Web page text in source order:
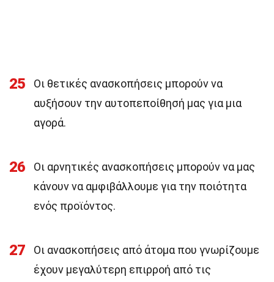
25
Οι θετικές ανασκοπήσεις μπορούν να
αυξήσουν την αυτοπεποίθησή μας για μια
αγορά.
26
Οι αρνητικές ανασκοπήσεις μπορούν να μας
κάνουν να αμφιβάλλουμε για την ποιότητα
ενός προϊόντος.
27
Οι ανασκοπήσεις από άτομα που γνωρίζουμε
έχουν μεγαλύτερη επιρροή από τις